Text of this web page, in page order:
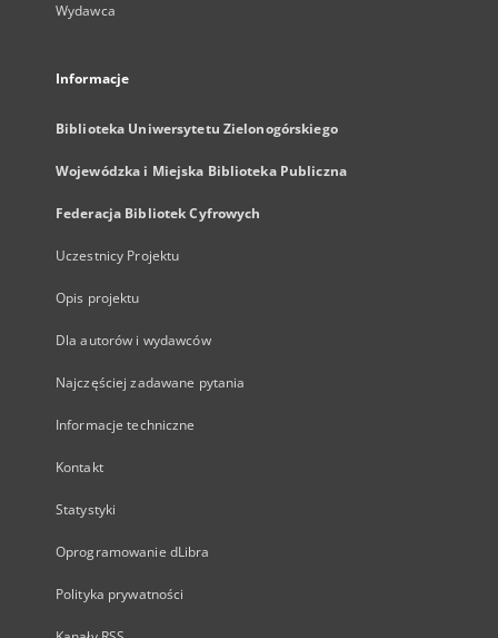
Wydawca
Informacje
Biblioteka Uniwersytetu Zielonogórskiego
Wojewódzka i Miejska Biblioteka Publiczna
Federacja Bibliotek Cyfrowych
Uczestnicy Projektu
Opis projektu
Dla autorów i wydawców
Najczęściej zadawane pytania
Informacje techniczne
Kontakt
Statystyki
Oprogramowanie dLibra
Polityka prywatności